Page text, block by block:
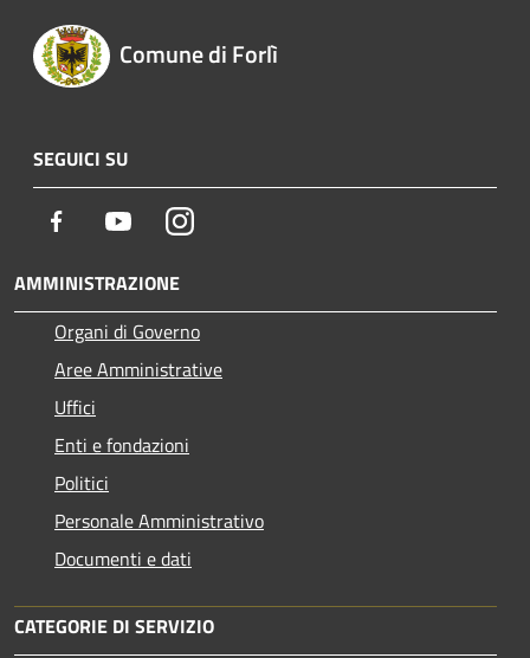
Comune di Forlì
SEGUICI SU
Facebook YoutubeInstagram
AMMINISTRAZIONE
Organi di Governo
Aree Amministrative
Uffici
Enti e fondazioni
Politici
Personale Amministrativo
Documenti e dati
CATEGORIE DI SERVIZIO